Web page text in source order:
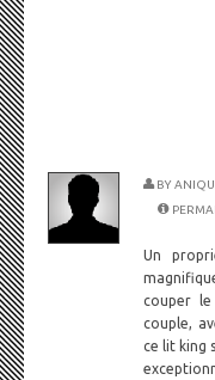
BY
Un
couper
couple,
ce lit king